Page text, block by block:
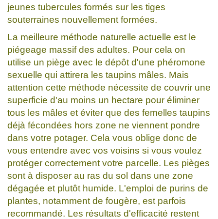
jeunes tubercules formés sur les tiges
souterraines nouvellement formées.
La meilleure méthode naturelle actuelle est le
piégeage massif des adultes. Pour cela on
utilise un piège avec le dépôt d'une phéromone
sexuelle qui attirera les taupins mâles. Mais
attention cette méthode nécessite de couvrir une
superficie d'au moins un hectare pour éliminer
tous les mâles et éviter que des femelles taupins
déjà fécondées hors zone ne viennent pondre
dans votre potager. Cela vous oblige donc de
vous entendre avec vos voisins si vous voulez
protéger correctement votre parcelle. Les pièges
sont à disposer au ras du sol dans une zone
dégagée et plutôt humide. L'emploi de purins de
plantes, notamment de fougère, est parfois
recommandé. Les résultats d'efficacité restent